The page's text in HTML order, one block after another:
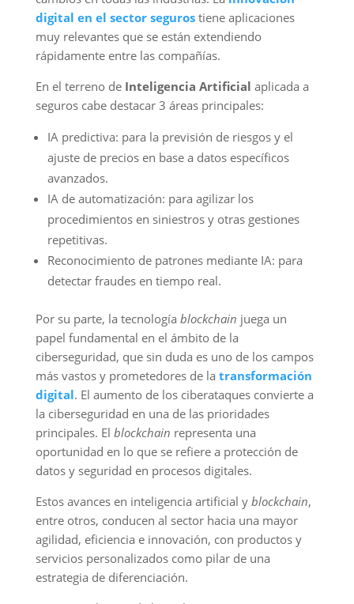
digital en el sector segurostiene aplicaciones
muyrelevantes que se están extendiendo
rápidamente entre las compañías.
En el terreno de Inteligencia Artificial aplicada a
seguros cabe destacar 3 áreas principales:
IA predictiva: para la previsión de riesgos y el
ajuste de precios en base a datos específicos
avanzados.
IA de automatización: para agilizar los
procedimientos en siniestros y otras gestiones
repetitivas.
Reconocimiento de patrones mediante IA: para
detectar fraudes en tiempo real.
Por su parte, la tecnología blockchain juega un
papel fundamental en el ámbito de la
ciberseguridad, que sin duda es uno de los campos
más vastos y prometedores de la transformación
digital. El aumento de los ciberataques convierte a
la ciberseguridad en una de las prioridades
principales. El blockchain representa una
oportunidad en lo que se refiere a protección de
datos y seguridad en procesos digitales.
Estos avances en inteligencia artificial y blockchain,
entre otros, conducen al sector hacia una mayor
agilidad, eficiencia e innovación, con productos y
servicios personalizados como pilar de una
estrategia de diferenciación.